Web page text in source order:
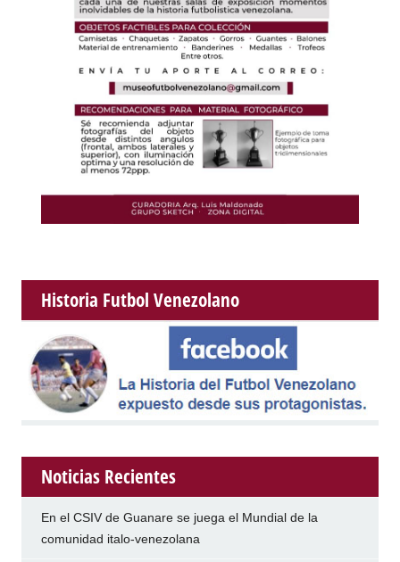
Historia Futbol Venezolano
Noticias Recientes
En el CSIV de Guanare se juega el Mundial de la
comunidad italo-venezolana